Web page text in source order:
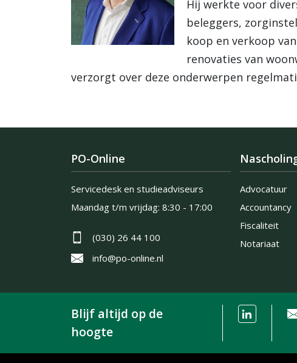
Hij werkte voor
beleggers,
koop en verkoop
renovaties van
verzorgt over deze onderwerpen
PO-Online
Servicedesk en studieadviseurs
Maandag t/m vrijdag: 8:30 - 17:00
(030) 26 44 100
info@po-online.nl
Advocatuur
Accountancy
Fiscaliteit
Notariaat
Blijf altijd op de
hoogte